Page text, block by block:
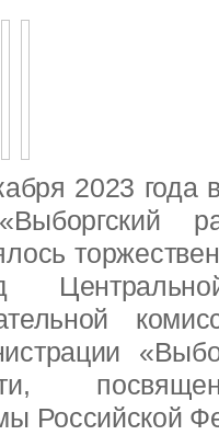
2023 года
Российской